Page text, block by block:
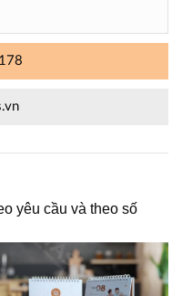
yêu cầu và theo số